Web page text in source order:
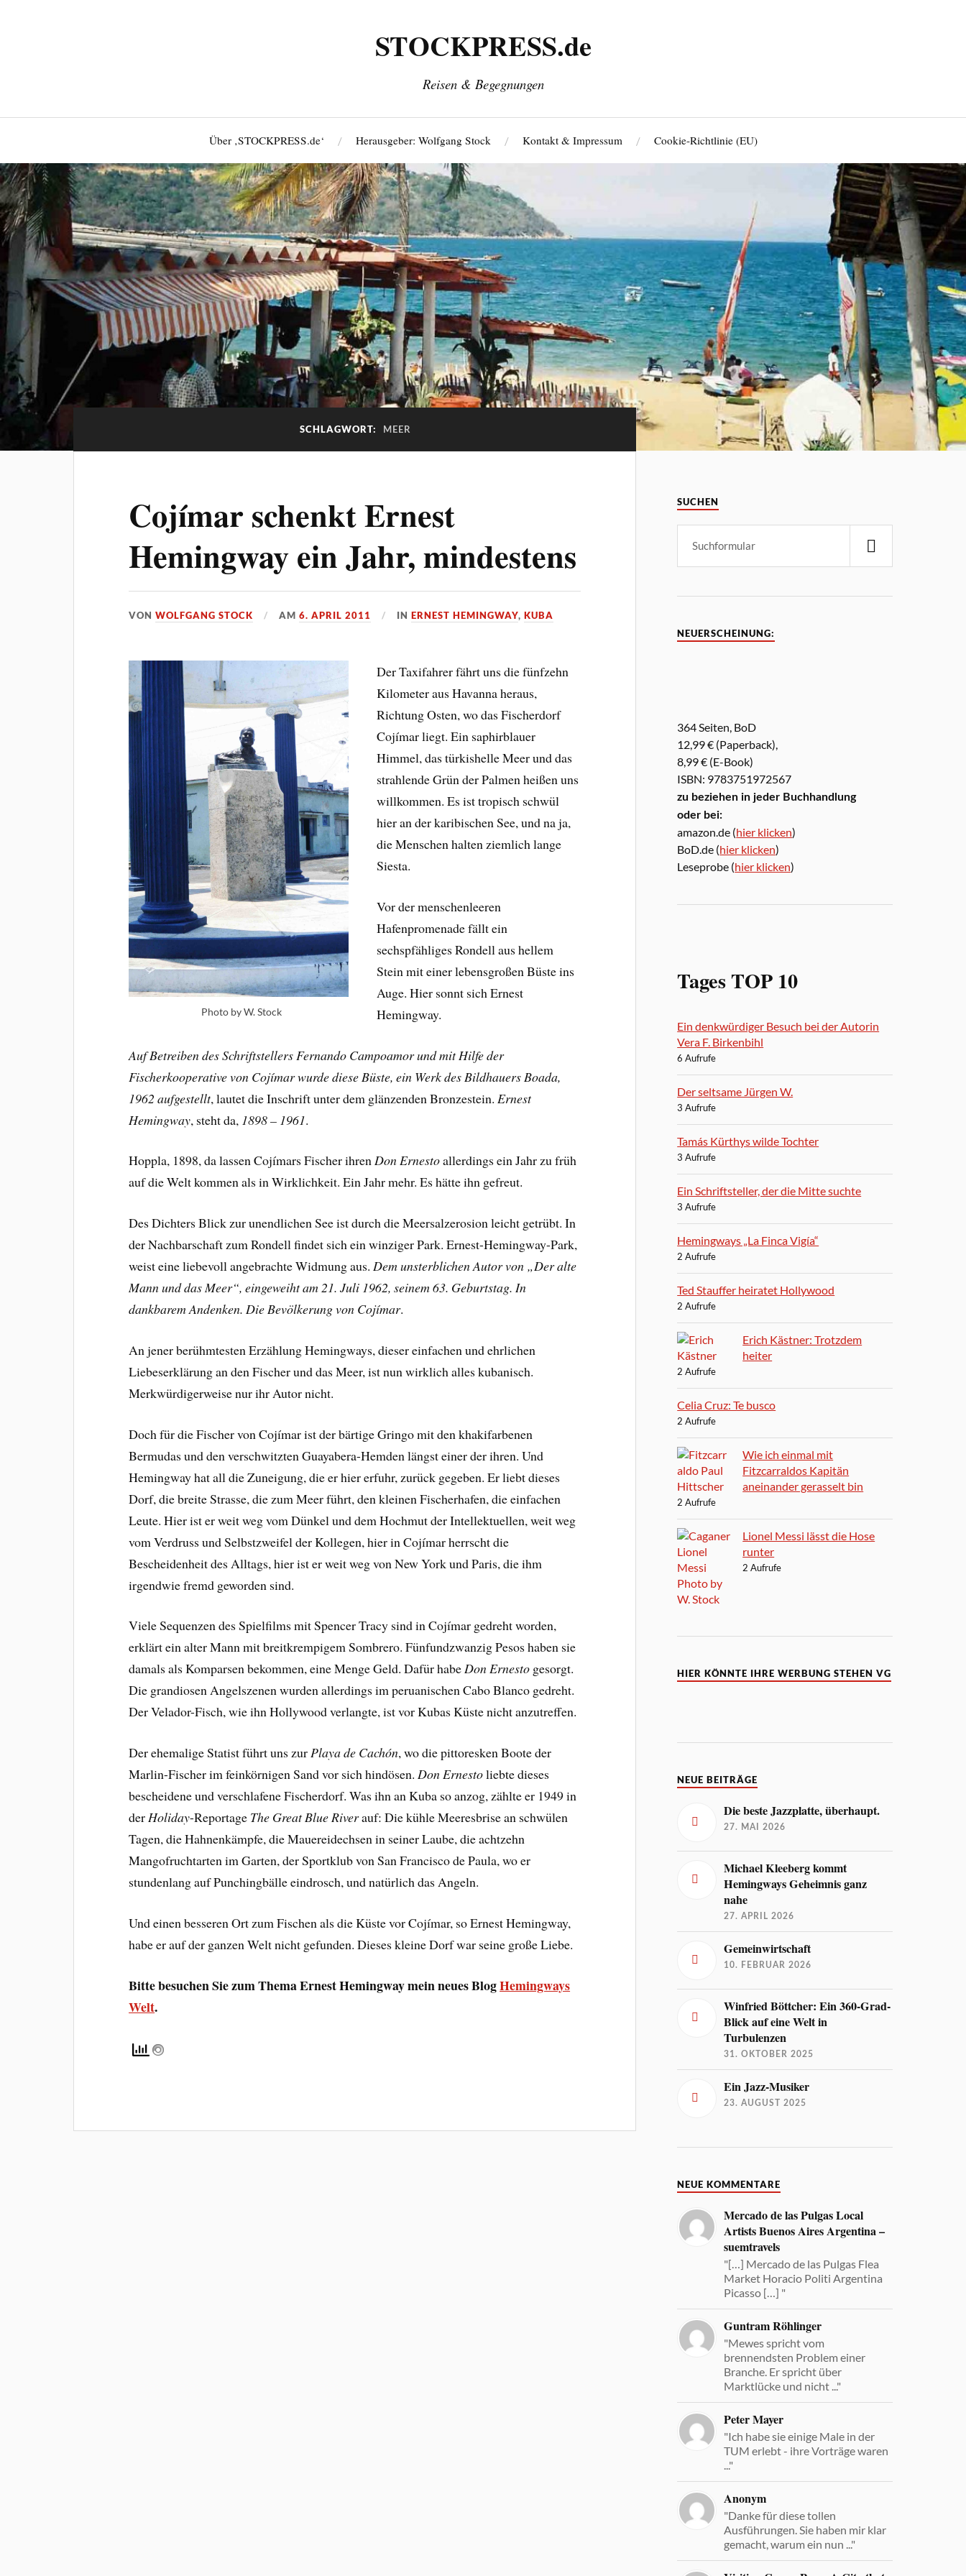
STOCKPRESS.de
Reisen & Begegnungen
Über ‚STOCKPRESS.de‘ Herausgeber: Wolfgang Stock Kontakt & Impressum Cookie-Richtlinie (EU)
SCHLAGWORT: MEER
Cojímar schenkt Ernest
Hemingway ein Jahr, mindestens
VONWOLFGANG STOCK AM6. APRIL 2011 INERNEST HEMINGWAY,KUBA
Photo by W. Stock
Der Taxifahrer fährt uns die fünfzehn
Kilometer aus Havanna heraus,
Richtung Osten, wo das Fischerdorf
Cojímar liegt. Ein saphirblauer
Himmel, das türkishelle Meer und das
strahlende Grün der Palmen heißen uns
willkommen. Es ist tropisch schwül
hier an der karibischen See, und na ja,
die Menschen halten ziemlich lange
Siesta.
Vor der menschenleeren
Hafenpromenade fällt ein
sechspfähliges Rondell aus hellem
Stein mit einer lebensgroßen Büste ins
Auge. Hier sonnt sich Ernest
Hemingway.
Auf Betreiben des Schriftstellers Fernando Campoamor und mit Hilfe der
Fischerkooperative von Cojímar wurde diese Büste, ein Werk des Bildhauers Boada,
1962 aufgestellt, lautet die Inschrift unter dem glänzenden Bronzestein. Ernest
Hemingway, steht da, 1898 – 1961.
Hoppla, 1898, da lassen Cojímars Fischer ihrenDon Ernestoallerdings ein Jahr zu früh
auf die Welt kommen als in Wirklichkeit. Ein Jahr mehr. Es hätte ihn gefreut.
Des Dichters Blick zur unendlichen See ist durch die Meersalzerosion leicht getrübt. In
der Nachbarschaft zum Rondell findet sich ein winziger Park. Ernest-Hemingway-Park,
weist eine liebevoll angebrachte Widmung aus.Dem unsterblichen Autor von „Der alte
Mann und das Meer“, eingeweiht am 21. Juli 1962, seinem 63. Geburtstag. In
dankbarem Andenken. Die Bevölkerung von Cojímar.
An jener berühmtesten Erzählung Hemingways, dieser einfachen und ehrlichen
Liebeserklärung an den Fischer und das Meer, ist nun wirklich alles kubanisch.
Merkwürdigerweise nur ihr Autor nicht.
Doch für die Fischer von Cojímar ist der bärtige Gringo mit den khakifarbenen
Bermudas und den verschwitzten Guayabera-Hemden längst einer der ihren. Und
Hemingway hat all die Zuneigung, die er hier erfuhr, zurück gegeben. Er liebt dieses
Dorf, die breite Strasse, die zum Meer führt, den kleinen Fischerhafen, die einfachen
Leute. Hier ist er weit weg vom Dünkel und dem Hochmut der Intellektuellen, weit weg
vom Verdruss und Selbstzweifel der Kollegen, hier in Cojímar herrscht die
Bescheidenheit des Alltags, hier ist er weit weg von New York und Paris, die ihm
irgendwie fremd geworden sind.
Viele Sequenzen des Spielfilms mit Spencer Tracy sind in Cojímar gedreht worden,
erklärt ein alter Mann mit breitkrempigem Sombrero. Fünfundzwanzig Pesos haben sie
damals als Komparsen bekommen, eine Menge Geld. Dafür habeDon Ernesto gesorgt.
Die grandiosen Angelszenen wurden allerdings im peruanischen Cabo Blanco gedreht.
Der Velador-Fisch, wie ihn Hollywood verlangte, ist vor Kubas Küste nicht anzutreffen.
Der ehemalige Statist führt uns zurPlaya de Cachón, wo die pittoresken Boote der
Marlin-Fischer im feinkörnigen Sand vor sich hindösen.Don Ernestoliebte dieses
bescheidene und verschlafene Fischerdorf. Was ihn an Kuba so anzog, zählte er 1949 in
derHoliday-Reportage The Great Blue Riverauf: Die kühle Meeresbrise an schwülen
Tagen, die Hahnenkämpfe, die Mauereidechsen in seiner Laube, die achtzehn
Mangofruchtarten im Garten, der Sportklub von San Francisco de Paula, wo er
stundenlang auf Punchingbälle eindrosch, und natürlich das Angeln.
Und einen besseren Ort zum Fischen als die Küste vor Cojímar, so Ernest Hemingway,
habe er auf der ganzen Welt nicht gefunden. Dieses kleine Dorf war seine große Liebe.
Bitte besuchen Sie zum Thema Ernest Hemingway mein neues BlogHemingways
Welt.
SUCHEN
NEUERSCHEINUNG:
364 Seiten, BoD
12,99 € (Paperback),
8,99 € (E-Book)
ISBN: 9783751972567
zu beziehen in jeder Buchhandlung
oder bei:
amazon.de (hier klicken)
BoD.de (hier klicken)
Leseprobe (hier klicken)
Tages TOP 10
Ein denkwürdiger Besuch bei der Autorin
Vera F. Birkenbihl
6 Aufrufe
Der seltsame Jürgen W.
3 Aufrufe
Tamás Kürthys wilde Tochter
3 Aufrufe
Ein Schriftsteller, der die Mitte suchte
3 Aufrufe
Hemingways „La Finca Vigía“
2 Aufrufe
Ted Stauffer heiratet Hollywood
2 Aufrufe
Erich Kästner: Trotzdem
heiter
2 Aufrufe
Celia Cruz: Te busco
2 Aufrufe
Wie ich einmal mit
Fitzcarraldos Kapitän
aneinander gerasselt bin
2 Aufrufe
Lionel Messi lässt die Hose
runter
2 Aufrufe
HIER KÖNNTE IHRE WERBUNG STEHEN VG
NEUE BEITRÄGE
Die beste Jazzplatte, überhaupt.
27. MAI 2026
Michael Kleeberg kommt
Hemingways Geheimnis ganz
nahe
27. APRIL 2026
Gemeinwirtschaft
10. FEBRUAR 2026
Winfried Böttcher: Ein 360-Grad-
Blick auf eine Welt in
Turbulenzen
31. OKTOBER 2025
Ein Jazz-Musiker
23. AUGUST 2025
NEUE KOMMENTARE
Mercado de las Pulgas Local
Artists Buenos Aires Argentina –
suemtravels
"[…] Mercado de las Pulgas Flea
Market Horacio Politi Argentina
Picasso […] "
Guntram Röhlinger
"Mewes spricht vom
brennendsten Problem einer
Branche. Er spricht über
Marktlücke und nicht ..."
Peter Mayer
"Ich habe sie einige Male in der
TUM erlebt - ihre Vorträge waren
..."
Anonym
"Danke für diese tollen
Ausführungen. Sie haben mir klar
gemacht, warum ein nun ..."